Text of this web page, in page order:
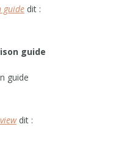
guide dit :
guide
guide
dit :